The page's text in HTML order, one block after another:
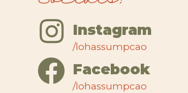
Instagram
/lohassumpcao
Facebook
/lohassumpcao